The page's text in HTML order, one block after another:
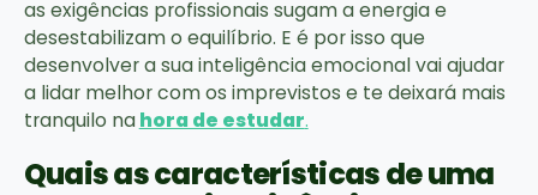
as exigências profissionais sugam a energia e
desestabilizam o equilíbrio. E é por isso que
desenvolver a sua inteligência emocional vai ajudar
a lidar melhor com os imprevistos e te deixará mais
tranquilo nahora de estudar.
Quais as características de uma